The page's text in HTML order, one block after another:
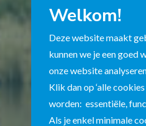
2024
Limburg!
wereld... Wie doet dat
Limburg zorgen we er
die droom niet stopt bij
naar een toekomst die
Welkom!
Deze website maakt
kunnen we je een goed
onze website
Klik dan op ‘alle
worden: essentiële,
Als je enkel minimale